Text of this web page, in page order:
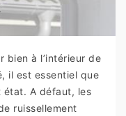
bien à l’intérieur de
il est essentiel que
état. A défaut, les
ruissellement